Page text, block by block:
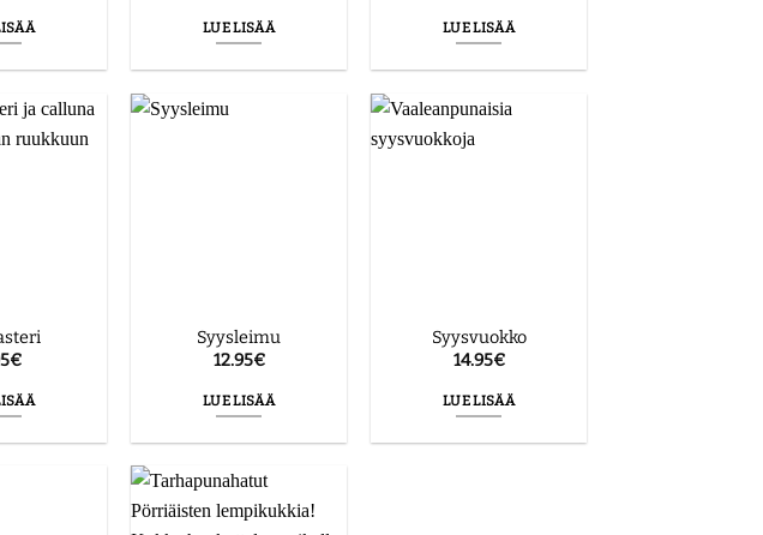
LUE LISÄÄ LUE LISÄÄ
€
Syysleimu
12.95€
LUE LISÄÄ
Syysvuokko
14.95€
LUE LISÄÄ